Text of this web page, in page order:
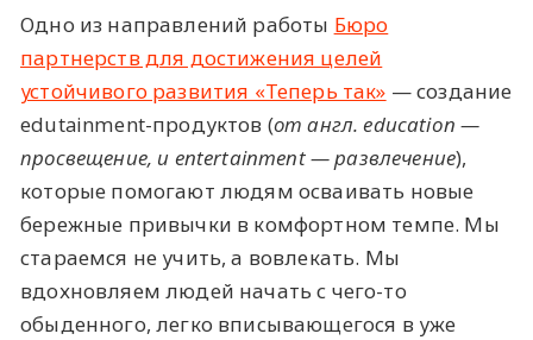
Одно из направлений работы Бюро
партнерств для достижения целей
устойчивого развития «Теперь так» — создание
edutainment-продуктов (от англ. education —
просвещение, и entertainment — развлечение),
которые помогают людям осваивать новые
бережные привычки в комфортном темпе. Мы
стараемся не учить, а вовлекать. Мы
вдохновляем людей начать с чего-то
обыденного, легко вписывающегося в уже